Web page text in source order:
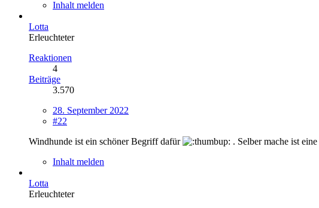
Inhalt melden
Lotta
Erleuchteter
Reaktionen
4
Beiträge
3.570
28. September 2022
#22
Windhunde ist ein schöner Begriff dafür
. Selber mache ist
Inhalt melden
Lotta
Erleuchteter